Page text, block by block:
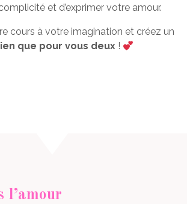
et d’exprimer votre amour.
cours à votre imagination et créez un
que pour vous deux !
l’amour